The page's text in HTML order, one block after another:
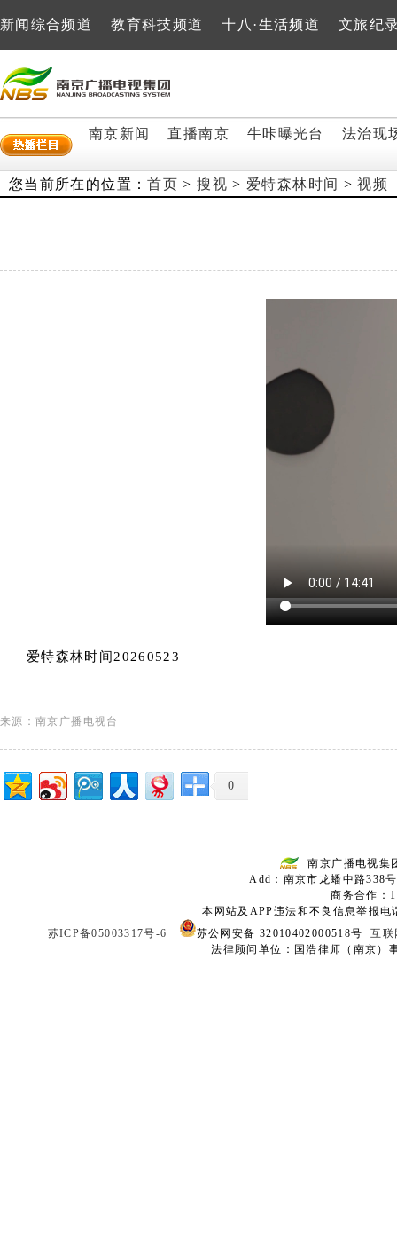
新闻综合频道 教育科技频道 十八·生活频道 文旅纪
南京新闻 直播南京 牛咔曝光台 法治现
您当前所在的位置：首页 >搜视 > 爱特森林时间 >视频
爱特森林时间20260523
来源：南京广播电视台
0
南京广播电视集
Add：南京市龙蟠中路
商务合作：
本网站及APP违法和不良信息举报
苏ICP备05003317号-6
苏公网安备 32010402000518号互联
法律顾问单位：国浩律师（南京）